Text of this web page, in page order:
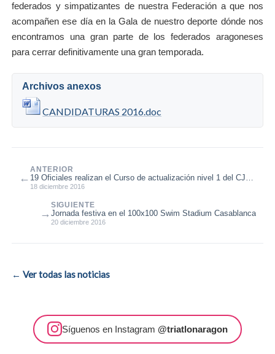
federados y simpatizantes de nuestra Federación a que nos
acompañen ese día en la Gala de nuestro deporte dónde nos
encontramos una gran parte de los federados aragoneses
para cerrar definitivamente una gran temporada.
Archivos anexos
CANDIDATURAS 2016.doc
←
ANTERIOR
19 Oficiales realizan el Curso de actualización nivel 1 del CJO
de la FATRI
18 diciembre 2016
SIGUIENTE
Jornada festiva en el 100x100 Swim Stadium Casablanca
20 diciembre 2016
→
← Ver todas las noticias
Síguenos en Instagram @triatlonaragon